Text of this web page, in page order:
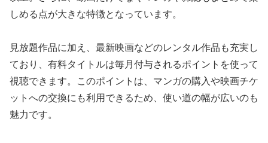
しめる点が大きな特徴となっています。
見放題作品に加え、最新映画などのレンタル作品も充実し
ており、有料タイトルは毎月付与されるポイントを使って
視聴できます。このポイントは、マンガの購入や映画チケ
ットへの交換にも利用できるため、使い道の幅が広いのも
魅力です。